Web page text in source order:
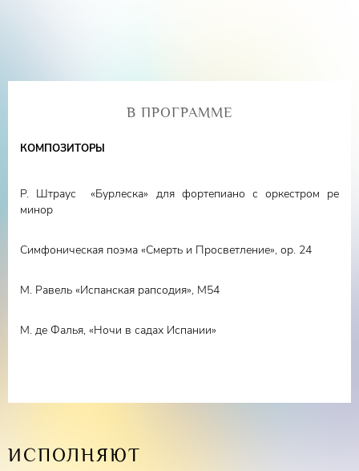
В ПРОГРАММЕ
КОМПОЗИТОРЫ
Р. Штраус «Бурлеска» для фортепиано с оркестром ре
минор
Симфоническая поэма «Смерть и Просветление», ор. 24
М. Равель «Испанская рапсодия», М54
М. де Фалья, «Ночи в садах Испании»
ИСПОЛНЯЮТ